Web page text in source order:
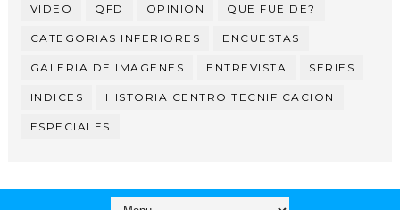
VIDEO QFD OPINION QUE FUE DE?
CATEGORIAS INFERIORES ENCUESTAS
GALERIA DE IMAGENES ENTREVISTA SERIES
INDICES HISTORIA CENTRO TECNIFICACION
ESPECIALES